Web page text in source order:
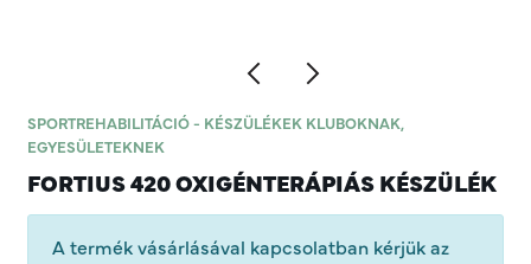
SPORTREHABILITÁCIÓ - KÉSZÜLÉKEK KLUBOKNAK,
EGYESÜLETEKNEK
FORTIUS 420 OXIGÉNTERÁPIÁS KÉSZÜLÉK
A termék vásárlásával kapcsolatban kérjük az